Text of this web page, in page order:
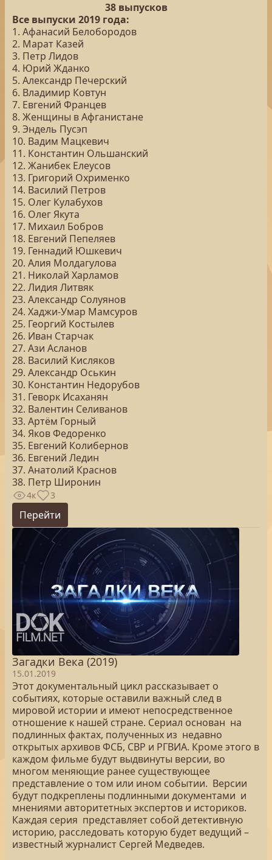
38 выпусков
Все выпуски 2019 года:
1. Афанасий Белобородов
2. Марат Казей
3. Петр Лидов
4. Юрий Жданко
5. Александр Печерский
6. Владимир Ковтун
7. Евгений Францев
8. Женщины в Афганистане
9. Эндель Пусэп
10. Вадим Мацкевич
11. Константин Ольшанский
12. Жанибек Елеусов
13. Григорий Охрименко
14. Василий Петров
15. Олег Кулабухов
16. Олег Якута
17. Михаил Бобров
18. Евгений Пепеляев
19. Геннадий Юшкевич
20. Алия Молдагулова
21. Николай Харламов
22. Лидия Литвяк
23. Александр Солуянов
24. Хаджи-Умар Мамсуров
25. Георгий Костылев
26. Иван Старчак
27. Ази Асланов
28. Василий Кисляков
29. Александр Оськин
30. Константин Недорубов
31. Геворк Исаханян
32. Валентин Селиванов
33. Артём Горный
34. Яков Федоренко
35. Евгений Колибернов
36. Евгений Ледин
37. Анатолий Краснов
38. Петр Широнин
4к 3
Перейти
Загадки Века (2019)
15.01.2019
Этот документальный цикл рассказывает о
событиях, которые оставили важный след в
мировой истории и имеют непосредственное
отношение к нашей стране. Сериал основан на
подлинных фактах, полученных из недавно
открытых архивов ФСБ, СВР и РГВИА. Кроме этого в
каждом фильме будут выдвинуты версии, во
многом меняющие ранее существующее
представление о том или ином событии. Версии
будут подкреплены подлинными документами и
мнениями авторитетных экспертов и историков.
Каждая серия представляет собой детективную
историю, расследовать которую будет ведущий –
известный журналист Сергей Медведев.